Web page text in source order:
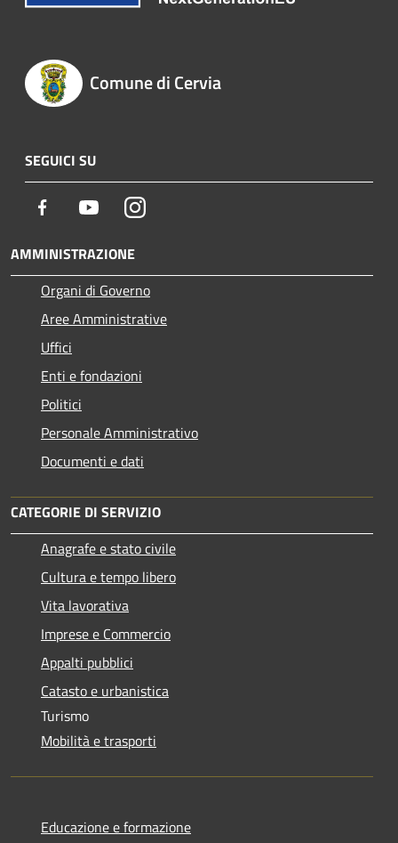
Comune di Cervia
SEGUICI SU
Facebook YoutubeInstagram
AMMINISTRAZIONE
Organi di Governo
Aree Amministrative
Uffici
Enti e fondazioni
Politici
Personale Amministrativo
Documenti e dati
CATEGORIE DI SERVIZIO
Anagrafe e stato civile
Cultura e tempo libero
Vita lavorativa
Imprese e Commercio
Appalti pubblici
Catasto e urbanistica
Turismo
Mobilità e trasporti
Educazione e formazione